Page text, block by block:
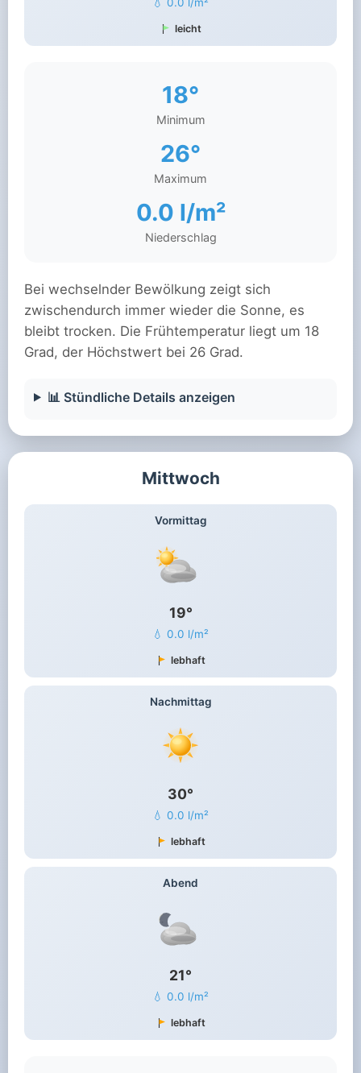
leicht
18°
Minimum
26°
Maximum
0.0 l/m²
Niederschlag
Bei wechselnder Bewölkung zeigt sich
zwischendurch immer wieder die Sonne, es
bleibt trocken. Die Frühtemperatur liegt um 18
Grad, der Höchstwert bei 26 Grad.
📊 Stündliche Details anzeigen
Mittwoch
Vormittag
19°
💧 0.0 l/m²
lebhaft
Nachmittag
30°
💧 0.0 l/m²
lebhaft
Abend
21°
💧 0.0 l/m²
lebhaft